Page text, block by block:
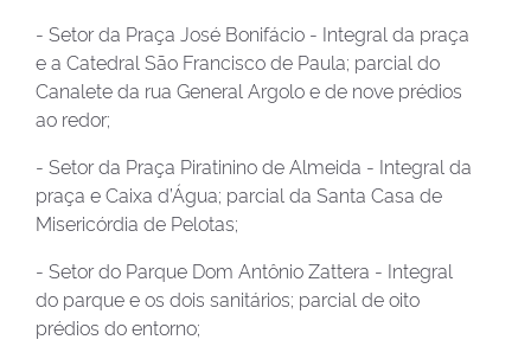
- Setor da Praça José Bonifácio - Integral da praça
e a Catedral São Francisco de Paula; parcial do
Canalete da rua General Argolo e de nove prédios
ao redor;
- Setor da Praça Piratinino de Almeida - Integral da
praça e Caixa d’Água; parcial da Santa Casa de
Misericórdia de Pelotas;
- Setor do Parque Dom Antônio Zattera - Integral
do parque e os dois sanitários; parcial de oito
prédios do entorno;